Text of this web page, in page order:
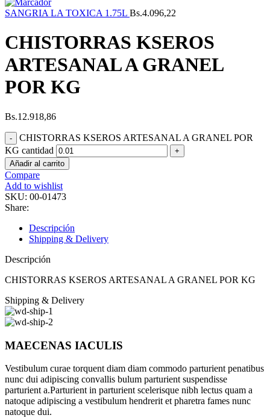
SANGRIA LA TOXICA 1.75L Bs.4.096,22
CHISTORRAS KSEROS
ARTESANAL A GRANEL
POR KG
Bs.12.918,86
CHISTORRAS KSEROS ARTESANAL A GRANEL POR
KG cantidad
Añadir al carrito
Compare
Add to wishlist
SKU: 00-01473
Share:
Descripción
Shipping & Delivery
Descripción
CHISTORRAS KSEROS ARTESANAL A GRANEL POR KG
Shipping & Delivery
MAECENAS IACULIS
Vestibulum curae torquent diam diam commodo parturient penatibus
nunc dui adipiscing convallis bulum parturient suspendisse
parturient a.Parturient in parturient scelerisque nibh lectus quam a
natoque adipiscing a vestibulum hendrerit et pharetra fames nunc
natoque dui.